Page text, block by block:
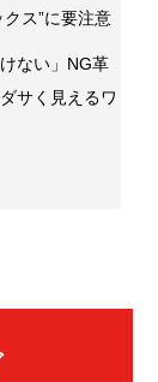
ス”に要注意
ない」NG革
サく見えるワ